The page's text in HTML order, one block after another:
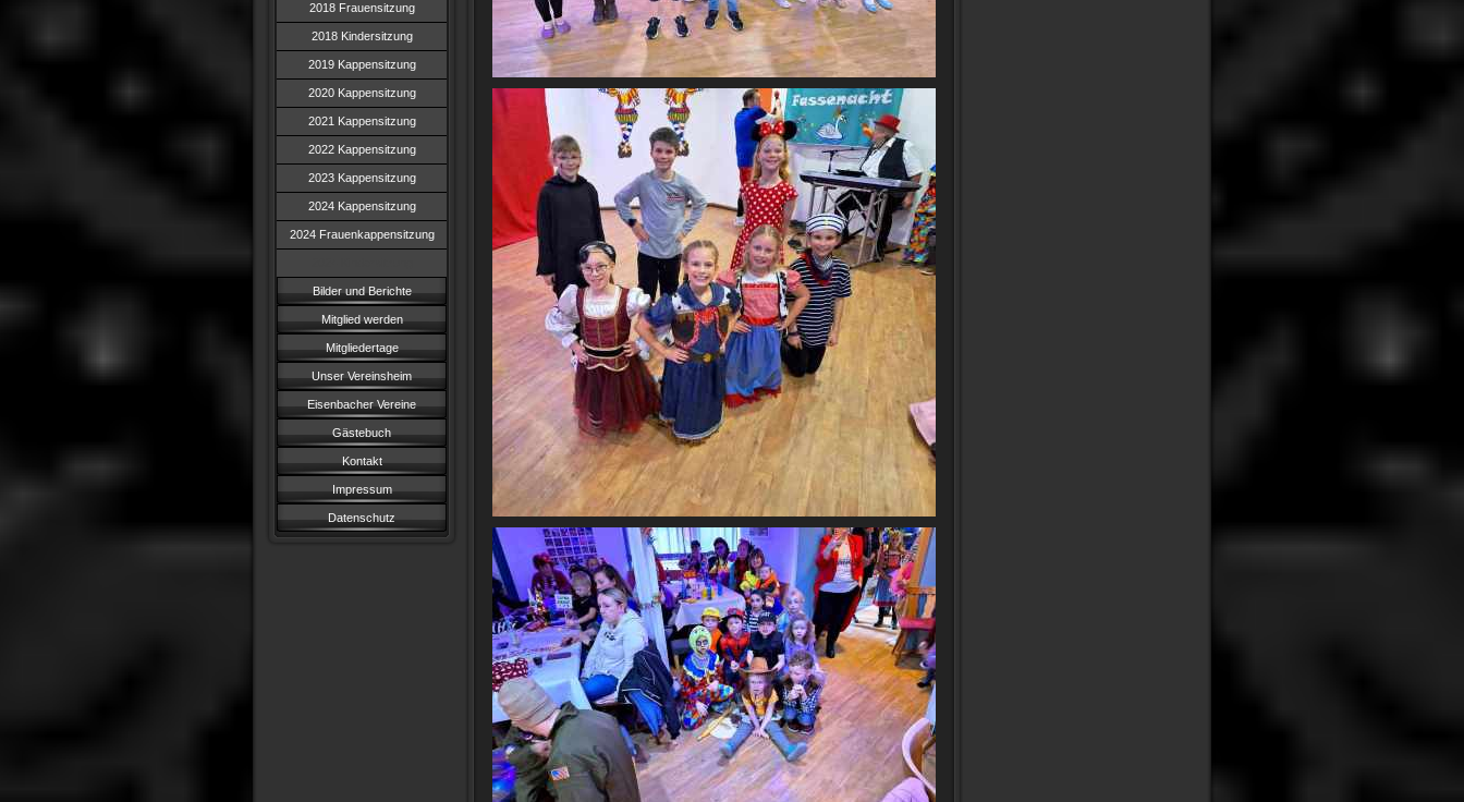
2018 Frauensitzung
2018 Kindersitzung
2019 Kappensitzung
2020 Kappensitzung
2021 Kappensitzung
2022 Kappensitzung
2023 Kappensitzung
2024 Kappensitzung
2024 Frauenkappensitzung
Bilder und Berichte
Mitglied werden
Mitgliedertage
Unser Vereinsheim
Eisenbacher Vereine
Gästebuch
Kontakt
Impressum
Datenschutz